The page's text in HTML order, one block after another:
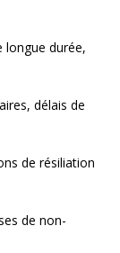
longue durée,
délais de
de résiliation
de non-